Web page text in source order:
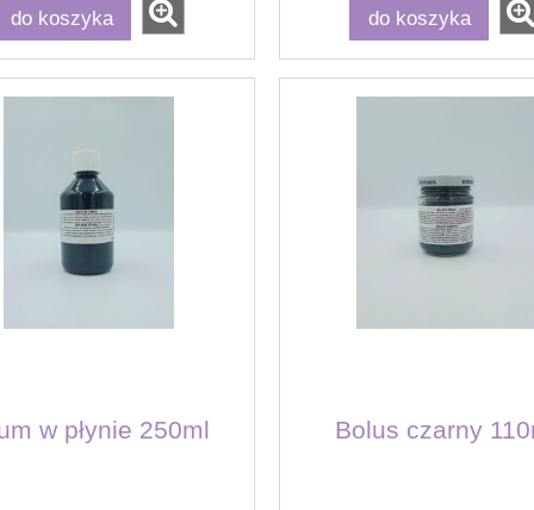
do koszyka do koszyka
w płynie 250ml Bolus czarny